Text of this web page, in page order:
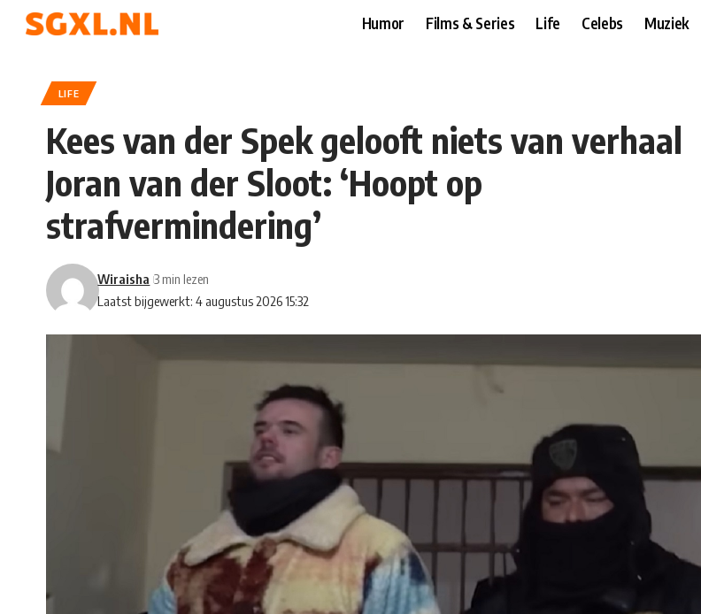
Humor Films & Series Life Celebs Muziek
LIFE
Kees van der Spek gelooft niets van verhaal
Joran van der Sloot: ‘Hoopt op
strafvermindering’
Laatst bijgewerkt: 4 augustus 2026 15:32
Wiraisha 3 min lezen